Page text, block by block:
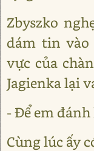
Zbyszko
dám tin
vực của
Jagienka lại
- Để em
Cùng lúc ấy